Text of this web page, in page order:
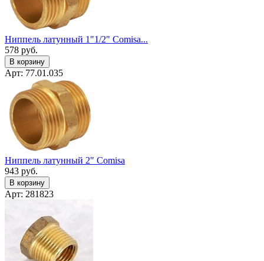
Ниппель латунный 1"1/2" Сomisa...
578 руб.
В корзину
Арт: 77.01.035
Ниппель латунный 2" Сomisa
943 руб.
В корзину
Арт: 281823